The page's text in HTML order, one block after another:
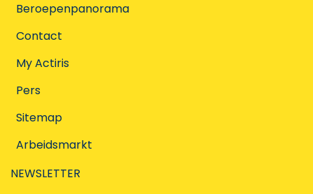
Beroepenpanorama
Contact
My Actiris
Pers
Sitemap
Arbeidsmarkt
NEWSLETTER